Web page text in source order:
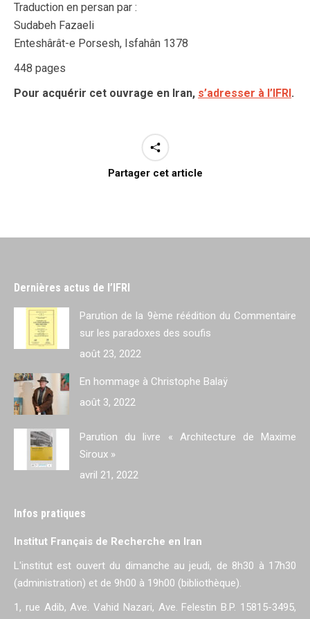
Traduction en persan par :
Sudabeh Fazaeli
Enteshârât-e Porsesh, Isfahân 1378
448 pages
Pour acquérir cet ouvrage en Iran, s’adresser à l’IFRI.
Partager cet article
Dernières actus de l’IFRI
Parution de la 9ème réédition du Commentaire
sur les paradoxes des soufis
août 23, 2022
En hommage à Christophe Balaÿ
août 3, 2022
Parution du livre « Architecture de Maxime
Siroux »
avril 21, 2022
Infos pratiques
Institut Français de Recherche en Iran
L'institut est ouvert du dimanche au jeudi, de 8h30 à 17h30
(administration) et de 9h00 à 19h00 (bibliothèque).
1, rue Adib, Ave. Vahid Nazari, Ave. Felestin B.P. 15815-3495,